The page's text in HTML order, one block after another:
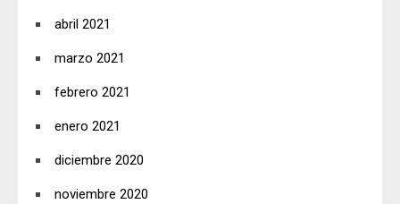
abril 2021
marzo 2021
febrero 2021
enero 2021
diciembre 2020
noviembre 2020